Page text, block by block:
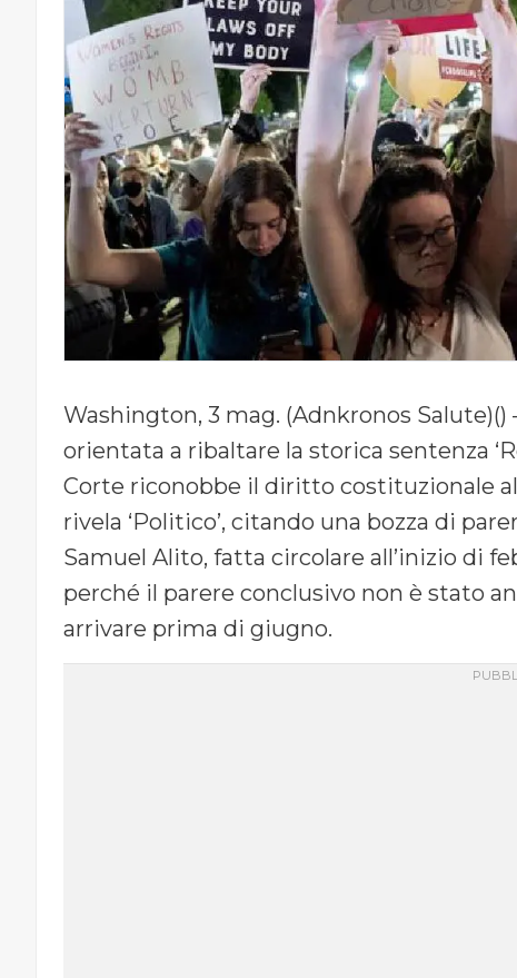
Washington, 3 mag. (Adnkronos
orientata a ribaltare la storica sentenza
Corte riconobbe il diritto costituzionale
rivela ‘Politico’, citando una bozza di
Samuel Alito, fatta circolare all’inizio di
perché il parere conclusivo non è stato
arrivare prima di giugno.